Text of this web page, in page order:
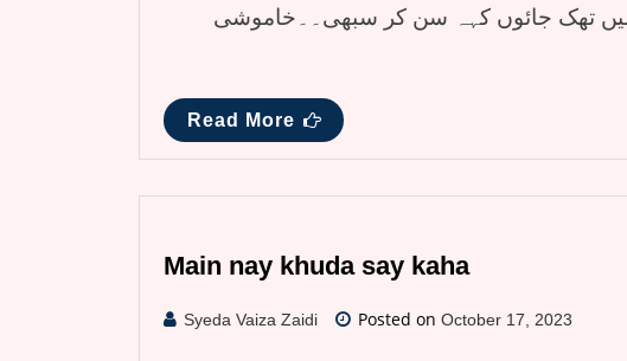
تھک جائوں کہہ سن کر سبھی۔۔خاموشی
Read More
Main nay khuda say kaha
Syeda Vaiza Zaidi Posted on October 17, 2023